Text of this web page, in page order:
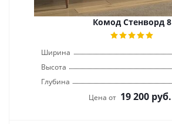
Комод Стенворд 8
Ширина
Высота
Глубина
Цена от 19 200 руб.